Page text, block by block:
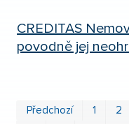
CREDITAS
povodně jej
Předchozí 1 2